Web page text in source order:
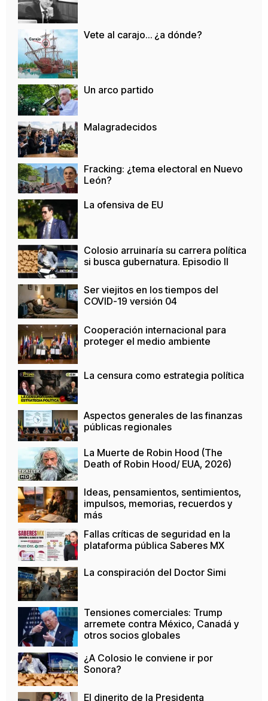
Vete al carajo… ¿a dónde?
Un arco partido
Malagradecidos
Fracking: ¿tema electoral en Nuevo
León?
La ofensiva de EU
Colosio arruinaría su carrera política
si busca gubernatura. Episodio II
Ser viejitos en los tiempos del
COVID-19 versión 04
Cooperación internacional para
proteger el medio ambiente
La censura como estrategia política
Aspectos generales de las finanzas
públicas regionales
La Muerte de Robin Hood (The
Death of Robin Hood/ EUA, 2026)
Ideas, pensamientos, sentimientos,
impulsos, memorias, recuerdos y
más
Fallas críticas de seguridad en la
plataforma pública Saberes MX
La conspiración del Doctor Simi
Tensiones comerciales: Trump
arremete contra México, Canadá y
otros socios globales
¿A Colosio le conviene ir por
Sonora?
El dinerito de la Presidenta